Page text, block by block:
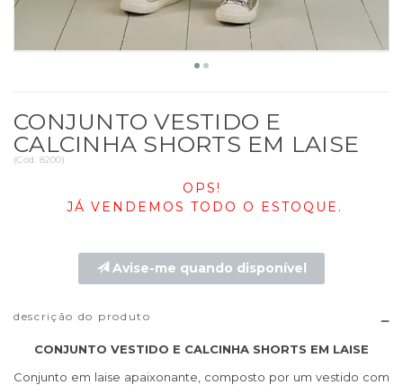
CONJUNTO VESTIDO E
CALCINHA SHORTS EM LAISE
(Cód. 8200)
OPS!
JÁ VENDEMOS TODO O ESTOQUE.
Avise-me quando disponível
descrição do produto
CONJUNTO VESTIDO E CALCINHA SHORTS EM LAISE
Conjunto em laise apaixonante, composto por um vestido com